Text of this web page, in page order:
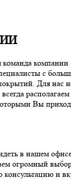
команда
с
Для нас
Вы
в нашем
огромный
консультацию и